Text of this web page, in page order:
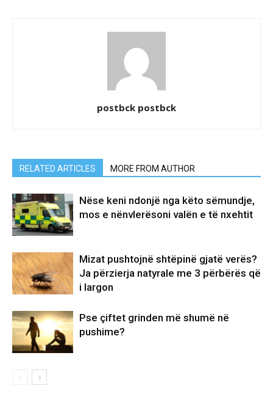
postbck postbck
RELATED ARTICLES MORE FROM AUTHOR
Nëse keni ndonjë nga këto sëmundje,
mos e nënvlerësoni valën e të nxehtit
Mizat pushtojnë shtëpinë gjatë verës?
Ja përzierja natyrale me 3 përbërës që
i largon
Pse çiftet grinden më shumë në
pushime?